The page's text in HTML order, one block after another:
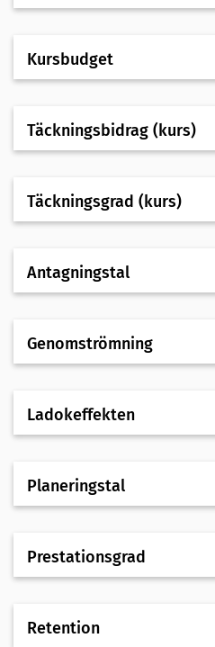
Kursbudget
Täckningsbidrag (kurs)
Täckningsgrad (kurs)
Antagningstal
Genomströmning
Ladokeffekten
Planeringstal
Prestationsgrad
Retention